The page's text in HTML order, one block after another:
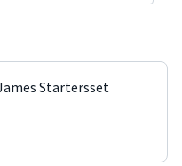
Startersset